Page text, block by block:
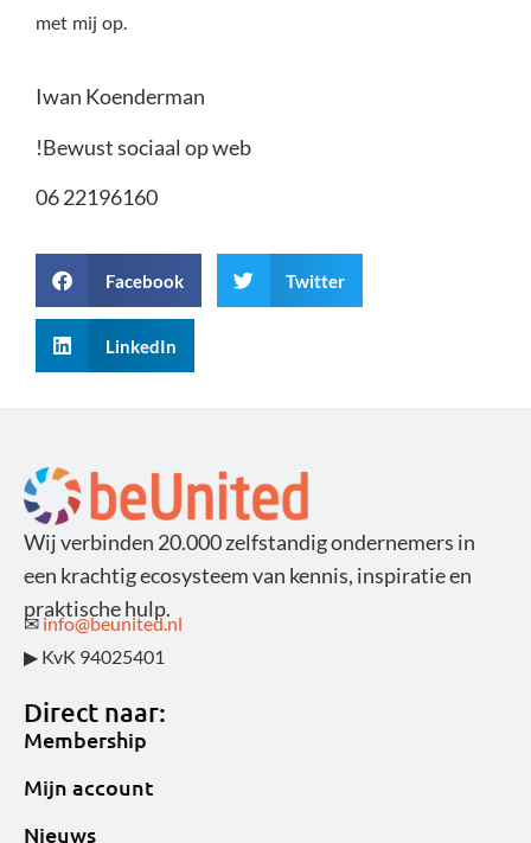
met mij op.
Iwan Koenderman
!Bewust sociaal op web
06 22196160
Facebook Twitter
LinkedIn
Wij verbinden 20.000 zelfstandig ondernemers in
een krachtig ecosysteem van kennis, inspiratie en
praktische hulp.
✉ info@beunited.nl
▶ KvK 94025401
Direct naar:
Membership
Mijn account
Nieuws